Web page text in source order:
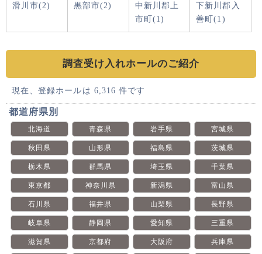
調査受け入れホールのご紹介
現在、登録ホールは 6,316 件です
都道府県別
北海道 青森県 岩手県 宮城県
秋田県 山形県 福島県 茨城県
栃木県 群馬県 埼玉県 千葉県
東京都 神奈川県 新潟県 富山県
石川県 福井県 山梨県 長野県
岐阜県 静岡県 愛知県 三重県
滋賀県 京都府 大阪府 兵庫県
滑川市(2) 黒部市(2)
中新川郡上
市町(1)
下新川郡入
善町(1)